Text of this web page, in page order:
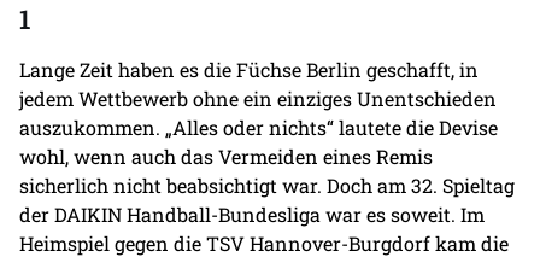
1
Lange Zeit haben es die Füchse Berlin geschafft, in
jedem Wettbewerb ohne ein einziges Unentschieden
auszukommen. „Alles oder nichts“ lautete die Devise
wohl, wenn auch das Vermeiden eines Remis
sicherlich nicht beabsichtigt war. Doch am 32. Spieltag
der DAIKIN Handball-Bundesliga war es soweit. Im
Heimspiel gegen die TSV Hannover-Burgdorf kam die